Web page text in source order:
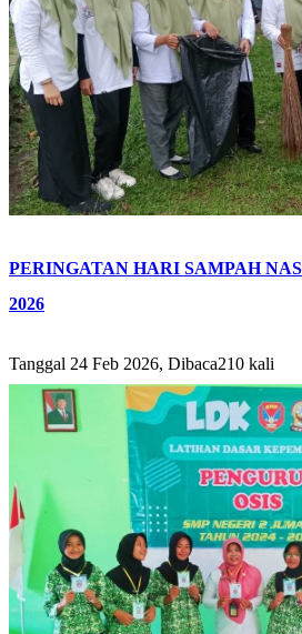
PERINGATAN HARI SAMPAH
2026
Tanggal 24 Feb 2026, Dibaca210 kali